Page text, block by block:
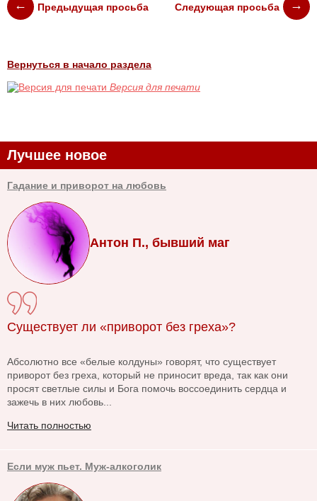
Предыдущая просьба Следующая просьба
Вернуться в начало раздела
Версия для печати
Лучшее новое
Гадание и приворот на любовь
Антон П., бывший маг
Существует ли «приворот без греха»?
Абсолютно все «белые колдуны» говорят, что существует
приворот без греха, который не приносит вреда, так как они
просят светлые силы и Бога помочь воссоединить сердца и
зажечь в них любовь...
Читать полностью
Если муж пьет. Муж-алкоголик